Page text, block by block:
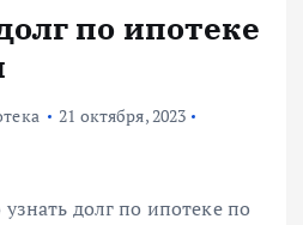
по ипотеке
21 октября, 2023
долг по ипотеке по